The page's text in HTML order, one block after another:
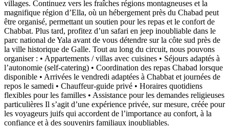
villages. Continuez vers les fraîches régions montagneuses et la
magnifique région d’Ella, où un hébergement près du Chabad peut
être organisé, permettant un soutien pour les repas et le confort de
Chabbat. Plus tard, profitez d’un safari en jeep inoubliable dans le
parc national de Yala avant de vous détendre sur la côte sud près de
la ville historique de Galle. Tout au long du circuit, nous pouvons
organiser : • Appartements / villas avec cuisines • Séjours adaptés à
l’autonomie (self-catering) • Coordination des repas Chabad lorsque
disponible • Arrivées le vendredi adaptées à Chabbat et journées de
repos le samedi • Chauffeur-guide privé • Horaires quotidiens
flexibles pour les familles • Assistance pour les demandes religieuses
particulières Il s’agit d’une expérience privée, sur mesure, créée pour
les voyageurs juifs qui accordent de l’importance au confort, à la
confiance et à des souvenirs familiaux inoubliables.